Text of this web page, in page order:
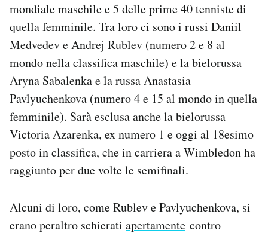
mondiale maschile e 5 delle prime 40 tenniste di
quella femminile. Tra loro ci sono i russi Daniil
Medvedev e Andrej Rublev (numero 2 e 8 al
mondo nella classifica maschile) e la bielorussa
Aryna Sabalenka e la russa Anastasia
Pavlyuchenkova (numero 4 e 15 al mondo in quella
femminile). Sarà esclusa anche la bielorussa
Victoria Azarenka, ex numero 1 e oggi al 18esimo
posto in classifica, che in carriera a Wimbledon ha
raggiunto per due volte le semifinali.
Alcuni di loro, come Rublev e Pavlyuchenkova, si
erano peraltro schierati apertamente contro